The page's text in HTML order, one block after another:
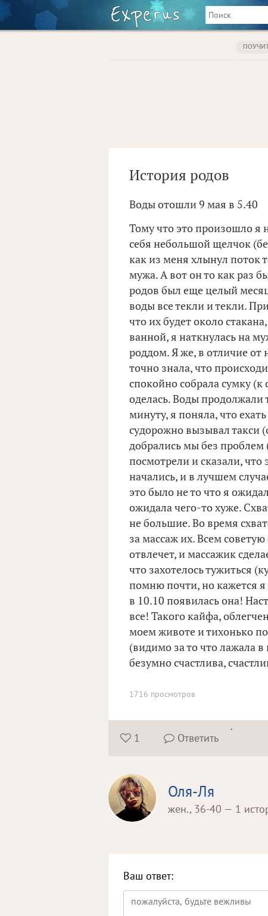
История родов
Воды отошли 9 мая в 5.40
Тому что это произошло я
себя небольшой щелчок
как из меня хлынул поток
мужа. А вот он то как раз
родов был еще целый
воды все текли и текли.
что их будет около
ванной, я наткнулась на
роддом. Я же, в отличие от
точно знала, что
спокойно собрала сумку
оделась. Воды
минуту, я поняла, что
судорожно вызывал такси
добрались мы без
посмотрели и сказали,
начались, и в лучшем
это было не то что я
ожидала чего-то хуже.
не большие. Во время
за массаж их. Всем
отвлечет, и массажик
что захотелось тужиться
помню почти, но кажется
в 10.10 появилась она!
все! Такого кайфа,
моем животе и тихонько
(видимо за то что лажала
безумно счастлива,
1716 просмотров
 1  Ответить
.
Оля-Ля
жен., 36-40 — 1
Ваш ответ: